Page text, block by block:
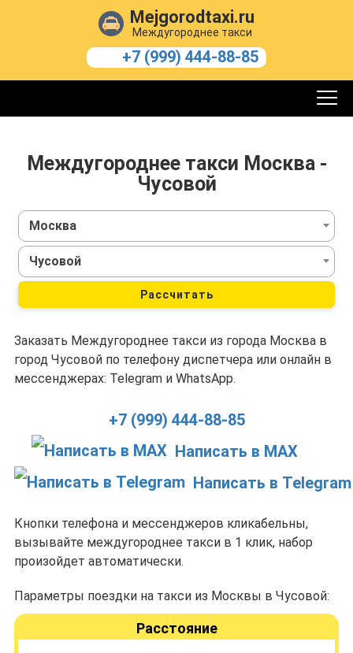
Mejgorodtaxi.ru
Междугороднее такси
+7 (999) 444-88-85
Междугороднее такси Москва -
Чусовой
Москва
Чусовой
Рассчитать
Заказать Междугороднее такси из города Москва в
город Чусовой по телефону диспетчера или онлайн в
мессенджерах: Telegram и WhatsApp.
+7 (999) 444-88-85
Написать в MAX
Написать в Telegram
Кнопки телефона и мессенджеров кликабельны,
вызывайте междугороднее такси в 1 клик, набор
произойдет автоматически.
Параметры поездки на такси из Москвы в Чусовой:
Расстояние